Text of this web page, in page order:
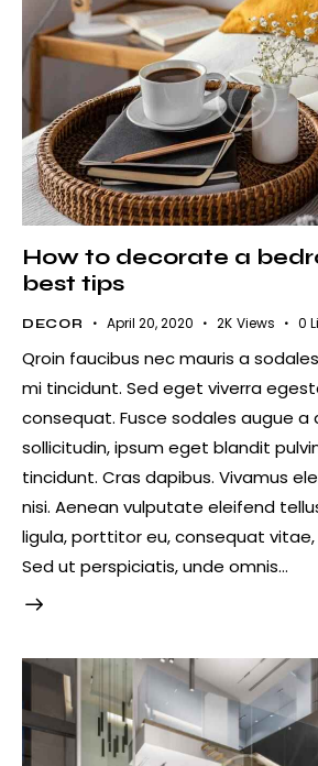
How to decorate a
best tips
DECOR April 20, 2020 2K Views 0
Qroin faucibus nec mauris a
mi tincidunt. Sed eget viverra
consequat. Fusce sodales augue a
sollicitudin, ipsum eget blandit
tincidunt. Cras dapibus. Vivamus
nisi. Aenean vulputate eleifend
ligula, porttitor eu, consequat
Sed ut perspiciatis, unde omnis…